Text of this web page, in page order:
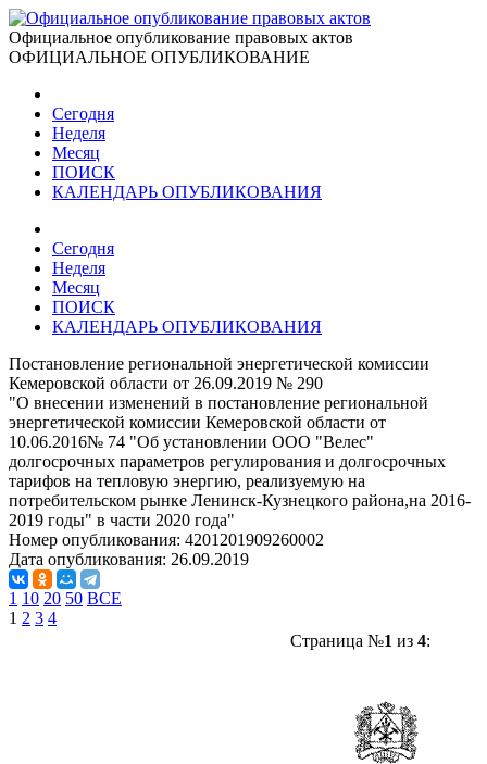
Официальное опубликование правовых актов
ОФИЦИАЛЬНОЕ ОПУБЛИКОВАНИЕ
Сегодня
Неделя
Месяц
ПОИСК
КАЛЕНДАРЬ ОПУБЛИКОВАНИЯ
Сегодня
Неделя
Месяц
ПОИСК
КАЛЕНДАРЬ ОПУБЛИКОВАНИЯ
Постановление региональной энергетической комиссии
Кемеровской области от 26.09.2019 № 290
"О внесении изменений в постановление региональной
энергетической комиссии Кемеровской области от
10.06.2016№ 74 "Об установлении ООО "Велес"
долгосрочных параметров регулирования и долгосрочных
тарифов на тепловую энергию, реализуемую на
потребительском рынке Ленинск-Кузнецкого района,на 2016-
2019 годы" в части 2020 года"
Номер опубликования: 4201201909260002
Дата опубликования: 26.09.2019
1 10 20 50 ВСЕ
1 2 3 4
Страница №1 из 4: